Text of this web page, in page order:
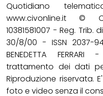
Quotidiano
www.civonline.it ©
10381581007 - Reg.
30/8/00 - ISSN 2037-
BENEDETTA
trattamento dei dati
Riproduzione riservata.
foto e video senza il